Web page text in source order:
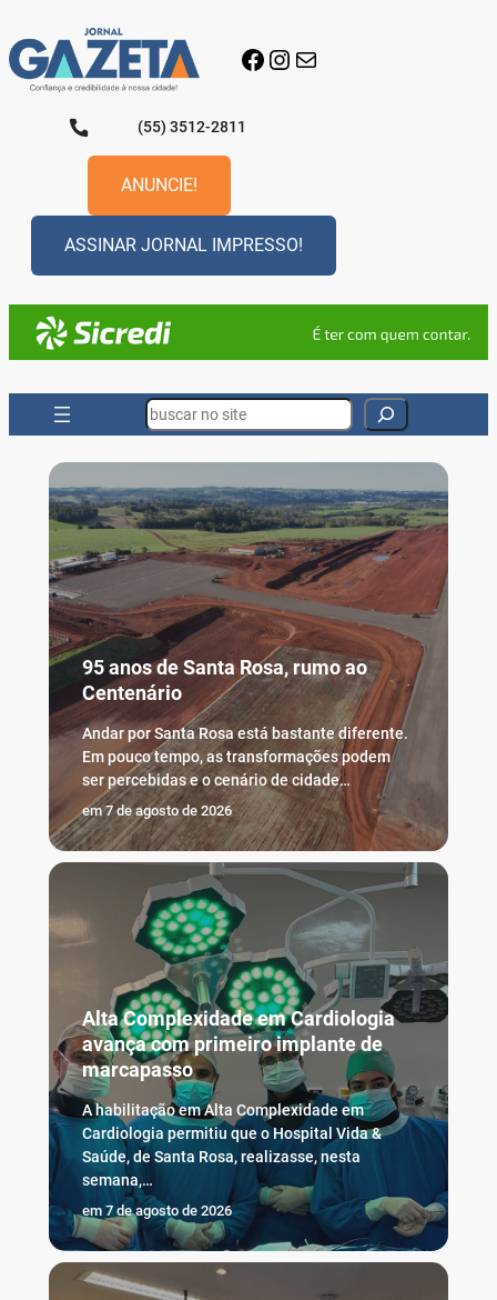
para
o
conteúdo
Facebook
Instagram
E-mail
(55) 3512-2811
ANUNCIE!
ASSINAR JORNAL IMPRESSO!
Search
95 anos de Santa Rosa, rumo ao
Centenário
Andar por Santa Rosa está bastante diferente.
Em pouco tempo, as transformações podem
ser percebidas e o cenário de cidade…
em7 de agosto de 2026
Alta Complexidade em Cardiologia
avança com primeiro implante de
marcapasso
A habilitação em Alta Complexidade em
Cardiologia permitiu que o Hospital Vida &
Saúde, de Santa Rosa, realizasse, nesta
semana,…
em 7 de agosto de 2026